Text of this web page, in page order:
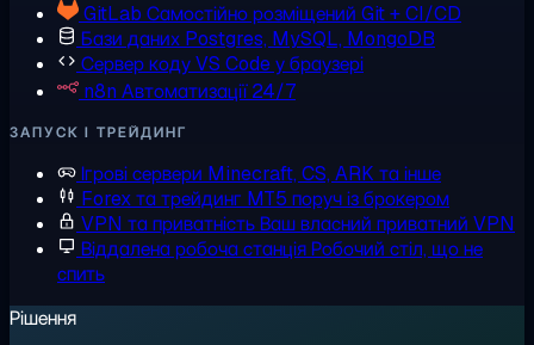
GitLab Самостійно розміщений Git + CI/CD
Бази даних Postgres, MySQL, MongoDB
Сервер кодуVS Code у браузері
n8n Автоматизації 24/7
ЗАПУСК І ТРЕЙДИНГ
Ігрові сервери Minecraft, CS, ARK та інше
Forex та трейдинг MT5 поруч із брокером
VPN та приватністьВаш власний приватний VPN
Віддалена робоча станціяРобочий стіл, що не
спить
Рішення